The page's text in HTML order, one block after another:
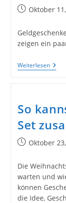
BeitragOktober
zeigen ein
Weiterlesen
Ideen
Oder
Von
So
Set
BeitragOktober
Die
warten und
können
die Idee,